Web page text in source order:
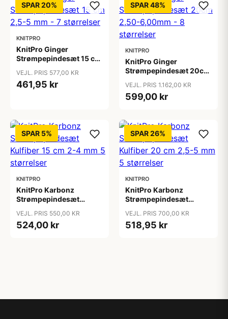
SPAR 20%
KNITPRO
KnitPro Ginger
Strømpepindesæt 15 cm
VEJL. PRIS 577,00 KR
461,95 kr
SPAR 48%
KNITPRO
KnitPro Ginger
Strømpepindesæt 20cm
størrelser
VEJL. PRIS 1.162,00 KR
599,00 kr
SPAR 5%
KNITPRO
KnitPro Karbonz
Strømpepindesæt
størrelser
VEJL. PRIS 550,00 KR
524,00 kr
SPAR 26%
KNITPRO
KnitPro Karbonz
Strømpepindesæt
mm 5 størrelser
VEJL. PRIS 700,00 KR
518,95 kr